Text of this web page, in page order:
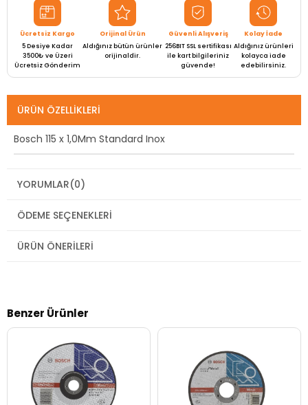
Ücretsiz Kargo
5 Desiye Kadar
3500₺ ve Üzeri
Ücretsiz Gönderim
Orijinal Ürün
Aldığınız bütün ürünler
orijinaldir.
Güvenli Alışveriş
256BIT SSL sertifikası
ile kart bilgileriniz
güvende!
Kolay İade
Aldığınız ürünleri
kolayca iade
edebilirsiniz.
ÜRÜN ÖZELLIKLERI
Bosch 115 x 1,0Mm Standard Inox
YORUMLAR(0)
ÖDEME SEÇENEKLERI
ÜRÜN ÖNERILERI
Benzer Ürünler